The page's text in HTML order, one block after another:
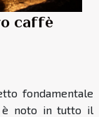
caffè
fondamentale
è noto in tutto il